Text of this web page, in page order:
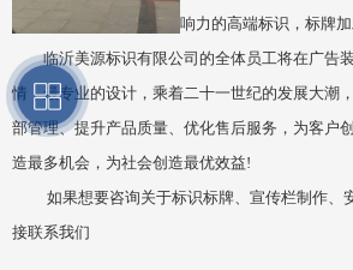
响力的高端标识，标牌加
临沂美源标识有限公司的全体员工将在广告
情，最专业的设计，乘着二十一世纪的发展大潮
部管理、提升产品质量、优化售后服务，为客户
造最多机会，为社会创造最优效益!
如果想要咨询关于标识标牌、宣传栏制作、
接联系我们